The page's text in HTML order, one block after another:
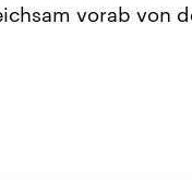
vorab von